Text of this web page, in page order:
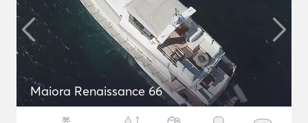
Maiora Renaissance 66